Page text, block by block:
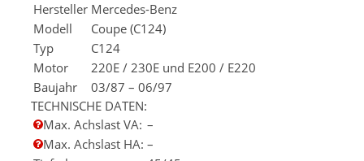
Hersteller Mercedes-Benz
Modell
Coupe (C124)
Typ
C124
Motor
220E / 230E und E200 / E220
Baujahr
03/87 – 06/97
TECHNISCHE DATEN:
Max. Achslast VA: –
Max. Achslast HA: –